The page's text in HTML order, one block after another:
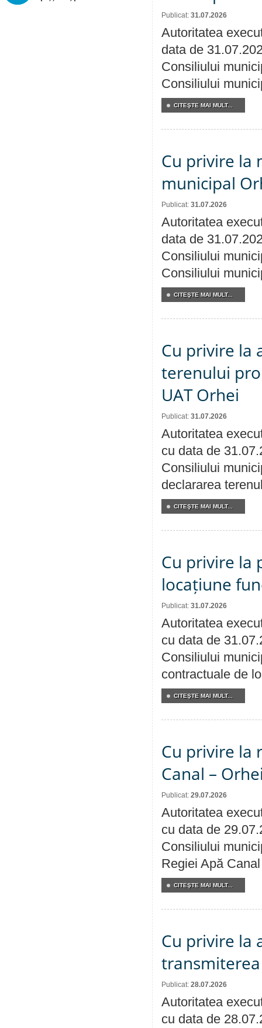
Publicat: 31.07.2026
Autoritatea
data de
Consiliului
Consiliului
CITEŞTE MAI MULT...
Cu privire la
municipal
Publicat: 31.07.2026
Autoritatea
data de
Consiliului
Consiliului
CITEŞTE MAI MULT...
Cu privire la
terenului
UAT Orhei
Publicat: 31.07.2026
Autoritatea
cu data de
Consiliului
declararea
CITEŞTE MAI MULT...
Cu privire la
locațiune
Publicat: 31.07.2026
Autoritatea
cu data de
Consiliului
contractuale de
CITEŞTE MAI MULT...
Cu privire la
Canal –
Publicat: 29.07.2026
Autoritatea
cu data de
Consiliului
Regiei Apă
CITEŞTE MAI MULT...
Cu privire la
Publicat: 28.07.2026
Autoritatea
cu data de